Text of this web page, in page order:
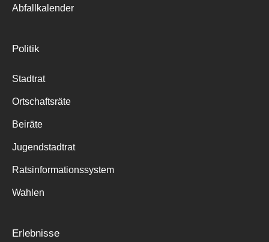
Abfallkalender
Politik
Stadtrat
Ortschaftsräte
Beiräte
Jugendstadtrat
Ratsinformationssystem
Wahlen
Erlebnisse